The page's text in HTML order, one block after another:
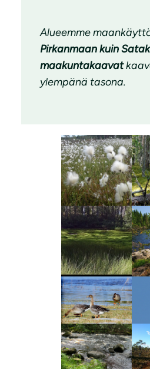
Alueemme
Pirkanmaan kuin
maakuntakaavat
ylempänä tasona.